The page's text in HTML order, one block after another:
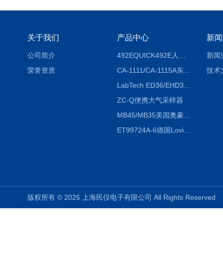
关于我们
公司简介
荣誉资质
产品中心
CA-1111/CA-1115A东京理化EYELA CA-1111/CA-1115A冷却水循环装置
ZC-Q便携大气采样器
MB45/MB35美国奥豪斯OHAUS MB45/MB35卤素红外水分测定仪
ET99724A-6德国Lovibond ET99724A-6微电脑BOD测定仪
新
新闻
技术
版权所有 © 2026 上海民仪电子有限公司 All Rights